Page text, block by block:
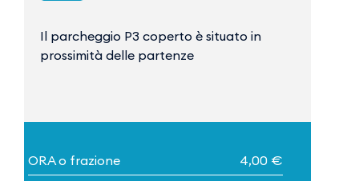
Il parcheggio P3 coperto è situato in
prossimità delle partenze
ORA o frazione
4,00 €